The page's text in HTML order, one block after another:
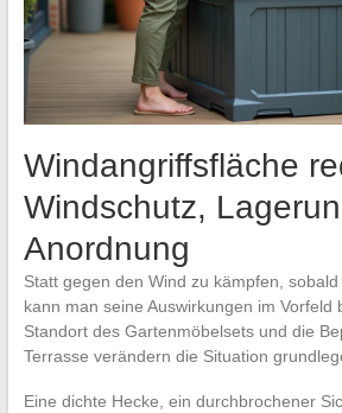
Windangriffsfläche
Windschutz,
Anordnung
Statt gegen den Wind zu kämpfen,
kann man seine Auswirkungen im Vorfeld
Standort des Gartenmöbelsets und die
Terrasse verändern die Situation
Eine dichte Hecke, ein durchbrochener